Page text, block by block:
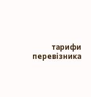
тарифи
перевізника